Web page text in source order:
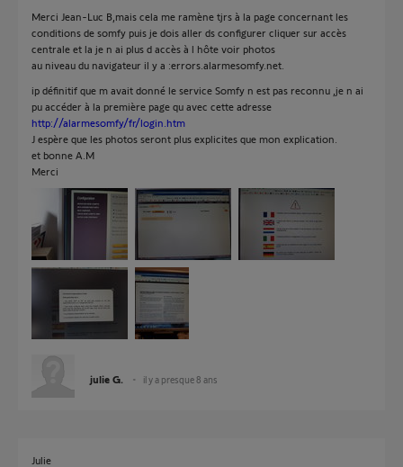
Merci Jean-Luc B,mais cela me ramène tjrs à la page concernant les
conditions de somfy puis je dois aller ds configurer cliquer sur accès
centrale et la je n ai plus d accès à l hôte voir photos
au niveau du navigateur il y a :errors.alarmesomfy.net.
ip définitif que m avait donné le service Somfy n est pas reconnu ,je n ai
pu accéder à la première page qu avec cette adresse
http://alarmesomfy/fr/login.htm
J espère que les photos seront plus explicites que mon explication.
et bonne A.M
Merci
julie G. il y a presque 8 ans
Julie